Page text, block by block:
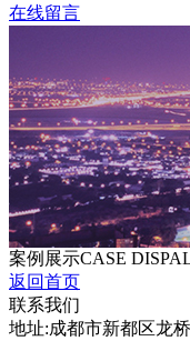
在线留言
案例展示CASE
返回首页
联系我们
地址:成都市新都区龙